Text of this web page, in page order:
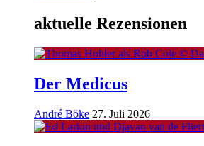
aktuelle Rezensionen
Der Medicus
André Böke 27. Juli 2026